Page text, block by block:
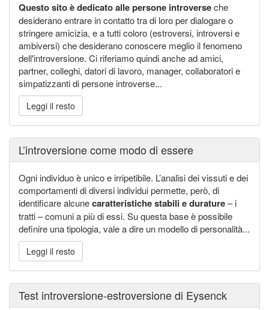
Questo sito è dedicato alle persone introverseche
desiderano entrare in contatto tra di loro per dialogare o
stringere amicizia, e a tutti coloro (estroversi, introversi e
ambiversi) che desiderano conoscere meglio il fenomeno
dell'introversione. Ci riferiamo quindi anche ad amici,
partner, colleghi, datori di lavoro, manager, collaboratori e
simpatizzanti di persone introverse...
Leggi il resto
L’introversione come modo di essere
Ogni individuo è unico e irripetibile. L’analisi dei vissuti e dei
comportamenti di diversi individui permette, però, di
identificare alcunecaratteristiche stabili e durature– i
tratti – comuni a più di essi. Su questa base è possibile
definire una tipologia, vale a dire un modello di personalità...
Leggi il resto
Test introversione-estroversione di Eysenck